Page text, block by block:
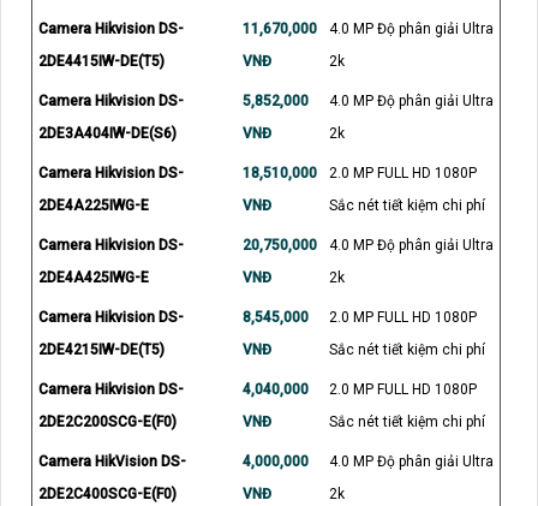
Camera Hikvision DS-
2DE4415IW-DE(T5)
11,670,000
VNĐ
4.0 MP Độ phân giải Ultra
2k
Camera Hikvision DS-
2DE3A404IW-DE(S6)
5,852,000
VNĐ
4.0 MP Độ phân giải Ultra
2k
Camera Hikvision DS-
2DE4A225IWG-E
18,510,000
VNĐ
2.0 MP FULL HD 1080P
Sắc nét tiết kiệm chi phí
Camera Hikvision DS-
2DE4A425IWG-E
20,750,000
VNĐ
4.0 MP Độ phân giải Ultra
2k
Camera Hikvision DS-
2DE4215IW-DE(T5)
8,545,000
VNĐ
2.0 MP FULL HD 1080P
Sắc nét tiết kiệm chi phí
Camera Hikvision DS-
2DE2C200SCG-E(F0)
4,040,000
VNĐ
2.0 MP FULL HD 1080P
Sắc nét tiết kiệm chi phí
Camera HikVision DS-
2DE2C400SCG-E(F0)
4,000,000
VNĐ
4.0 MP Độ phân giải Ultra
2k